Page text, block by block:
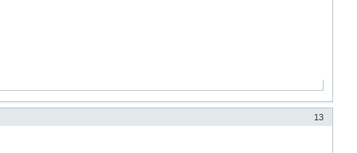
13